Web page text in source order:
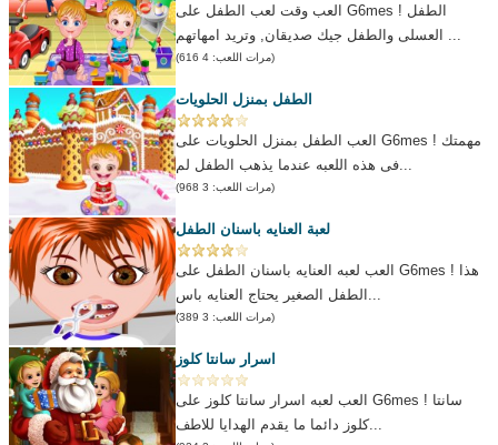
العب وقت لعب الطفل على G6mes ! الطفل
(مرات اللعب: 4 616)
الطفل بمنزل الحلويات
العب الطفل بمنزل الحلويات على G6mes ! مهمتك
(مرات اللعب: 3 968)
لعبة العنايه باسنان الطفل
العب لعبه العنايه باسنان الطفل على G6mes ! هذا
(مرات اللعب: 3 389)
اسرار سانتا كلوز
العب لعبه اسرار سانتا كلوز على G6mes ! سانتا
كلوز دائما ما يقدم الهدايا للاطف...